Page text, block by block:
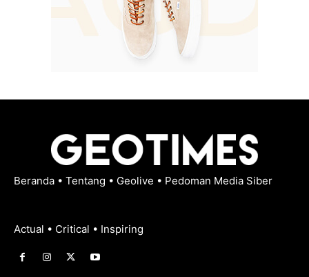
Beranda • Tentang • Geolive • Pedoman Media Siber
Actual • Critical • Inspiring